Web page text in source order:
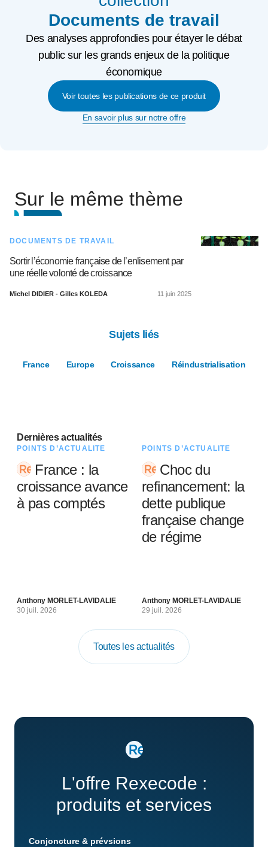
Documents de travail
Des analyses approfondies pour étayer le débat
public sur les grands enjeux de la politique
économique
Voir toutes les publications de ce produit
En savoir plus sur notre offre
Sur le même thème
DOCUMENTS DE TRAVAIL
Sortir l’économie française de l’enlisement par
une réelle volonté de croissance
Michel DIDIER - Gilles KOLEDA 11 juin 2025
Sujets liés
France Europe Croissance Réindustrialisation
Dernières actualités
POINTS D’ACTUALITÉ
France : la
croissance avance
à pas comptés
Anthony MORLET-LAVIDALIE
30 juil. 2026
POINTS D’ACTUALITÉ
Choc du
refinancement: la
dette publique
française change
de régime
Anthony MORLET-LAVIDALIE
29 juil. 2026
Toutes les actualités
L'offre Rexecode :
produits et services
Conjoncture & prévsions